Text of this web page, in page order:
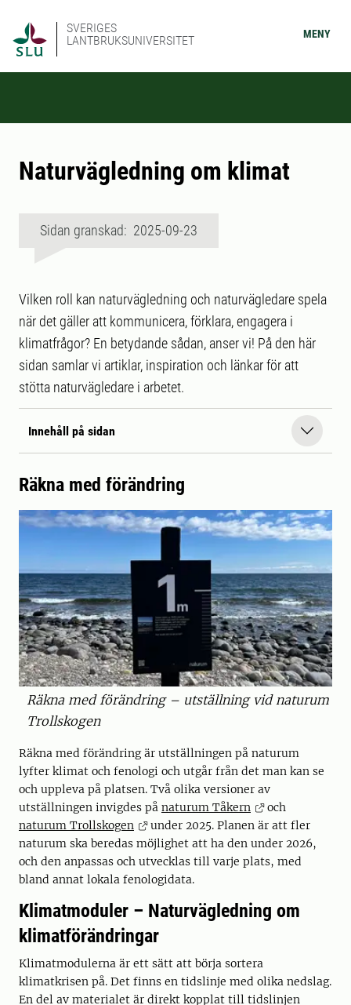
SVERIGES
LANTBRUKSUNIVERSITET
MENY
Naturvägledning om klimat
Sidan granskad: 2025-09-23
Vilken roll kan naturvägledning och naturvägledare spela
när det gäller att kommunicera, förklara, engagera i
klimatfrågor? En betydande sådan, anser vi! På den här
sidan samlar vi artiklar, inspiration och länkar för att
stötta naturvägledare i arbetet.
Innehåll på sidan
Räkna med förändring
Räkna med förändring – utställning vid naturum
Trollskogen
Räkna med förändring är utställningen på naturum
lyfter klimat och fenologi och utgår från det man kan se
och uppleva på platsen. Två olika versioner av
utställningen invigdes på naturum Tåkern
och
naturum Trollskogen
under 2025. Planen är att fler
naturum ska beredas möjlighet att ha den under 2026,
och den anpassas och utvecklas till varje plats, med
bland annat lokala fenologidata.
Klimatmoduler – Naturvägledning om
klimatförändringar
Klimatmodulerna är ett sätt att börja sortera
klimatkrisen på. Det finns en tidslinje med olika nedslag.
En del av materialet är direkt kopplat till tidslinjen